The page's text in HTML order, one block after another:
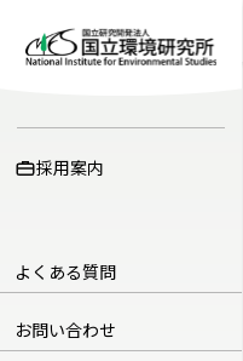
採用案内
よくある質問
お問い合わせ